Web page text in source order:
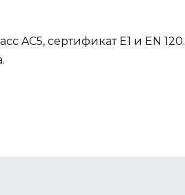
AC5, сертификат E1 и EN 120.